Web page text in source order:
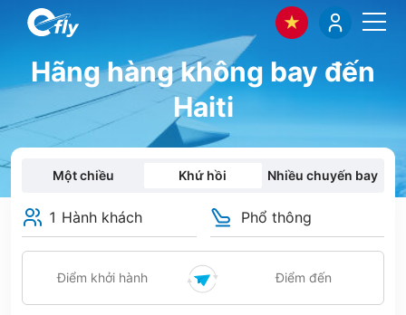
Hãng hàng không bay đến
Haiti
Một chiều Khứ hồi Nhiều chuyến bay
1 Hành khách Phổ thông